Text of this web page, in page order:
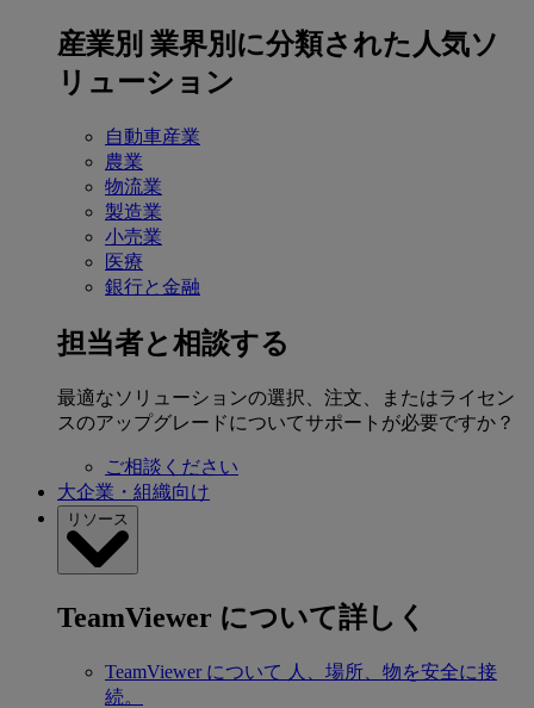
産業別 業界別に分類された人気ソ
リューション
自動車産業
農業
物流業
製造業
小売業
医療
銀行と金融
担当者と相談する
最適なソリューションの選択、注文、またはライセン
スのアップグレードについてサポートが必要ですか？
ご相談ください
大企業・組織向け
リソース
TeamViewer について詳しく
TeamViewer について 人、場所、物を安全に接
続。